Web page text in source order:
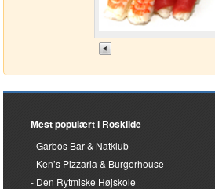
Mest populært i Roskilde
Garbos Bar & Natklub
Ken’s Pizzaria & Burgerhouse
Den Rytmiske Højskole